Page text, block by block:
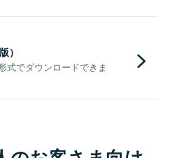
）
式でダウンロードできま